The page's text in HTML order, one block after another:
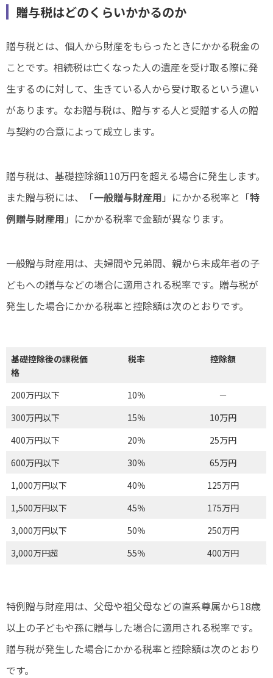
贈与税はどのくらいかかるのか
贈与税とは、個人から財産をもらったときにかかる税金の
ことです。相続税は亡くなった人の遺産を受け取る際に発
生するのに対して、生きている人から受け取るという違い
があります。なお贈与税は、贈与する人と受贈する人の贈
与契約の合意によって成立します。
贈与税は、基礎控除額110万円を超える場合に発生します。
また贈与税には、「一般贈与財産用 」にかかる税率と「特
例贈与財産用 」にかかる税率で金額が異なります。
一般贈与財産用は、夫婦間や兄弟間、親から未成年者の子
どもへの贈与などの場合に適用される税率です。贈与税が
発生した場合にかかる税率と控除額は次のとおりです。
基礎控除後の課税価
格
税率 控除額
200万円以下 10％
－
300万円以下
15％
10万円
400万円以下
20％
25万円
600万円以下
30％
65万円
1,000万円以下
40％
125万円
1,500万円以下
45％
175万円
3,000万円以下
50％
250万円
3,000万円超
55％ 400万円
特例贈与財産用は、父母や祖父母などの直系尊属から18歳
以上の子どもや孫に贈与した場合に適用される税率です。
贈与税が発生した場合にかかる税率と控除額は次のとおり
です。